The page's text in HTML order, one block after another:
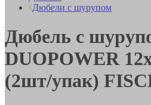
Дюбели с шурупом
Дюбель с
DUOPOWER
(2шт/упак)